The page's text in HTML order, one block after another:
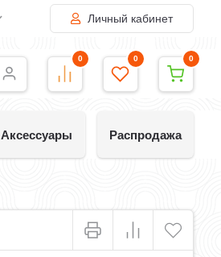
Личный кабинет
0 0 0
Аксессуары Распродажа